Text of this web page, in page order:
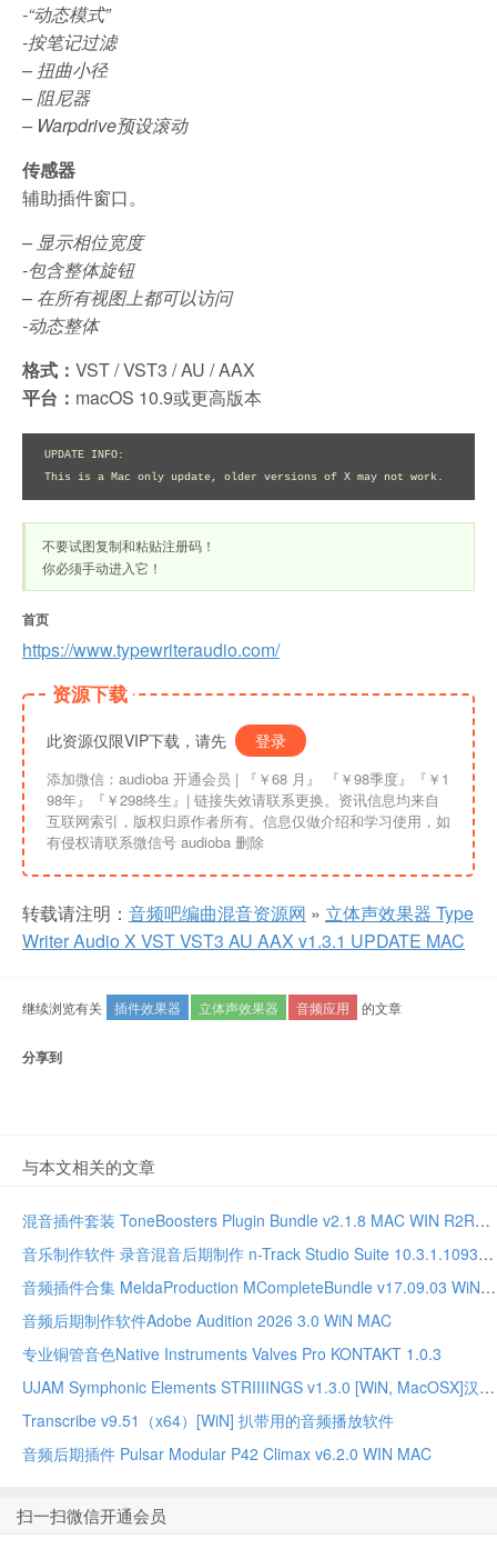
-“动态模式”
-按笔记过滤
– 扭曲小径
– 阻尼器
– Warpdrive预设滚动
传感器
辅助插件窗口。
– 显示相位宽度
-包含整体旋钮
– 在所有视图上都可以访问
-动态整体
格式： VST / VST3 / AU / AAX
平台： macOS 10.9或更高版本
UPDATE INFO:
This is a Mac only update, older versions of X may not work.
不要试图复制和粘贴注册码！
你必须手动进入它！
首页
https://www.typewriteraudio.com/
资源下载
此资源仅限VIP下载，请先 登录
添加微信：audioba 开通会员 | 『￥68 月』 『￥98季度』『￥1
98年』『￥298终生』| 链接失效请联系更换。资讯信息均来自
互联网索引，版权归原作者所有。信息仅做介绍和学习使用，如
有侵权请联系微信号 audioba 删除
转载请注明： 音频吧编曲混音资源网 » 立体声效果器 Type
Writer Audio X VST VST3 AU AAX v1.3.1 UPDATE MAC
继续浏览有关 插件效果器 立体声效果器 音频应用 的文章
分享到
与本文相关的文章
混音插件套装 ToneBoosters Plugin Bundle v2.1.8 MAC WIN R2R版本
音乐制作软件 录音混音后期制作 n-Track Studio Suite 10.3.1.10935 WIN MAC
音频插件合集 MeldaProduction MCompleteBundle v17.09.03 WiN MAC
音频后期制作软件Adobe Audition 2026 3.0 WiN MAC
专业铜管音色Native Instruments Valves Pro KONTAKT 1.0.3
UJAM Symphonic Elements STRIIIINGS v1.3.0 [WiN, MacOSX]汉斯季默 现代弦乐合奏音源
Transcribe v9.51（x64）[WiN] 扒带用的音频播放软件
音频后期插件 Pulsar Modular P42 Climax v6.2.0 WIN MAC
扫一扫微信开通会员